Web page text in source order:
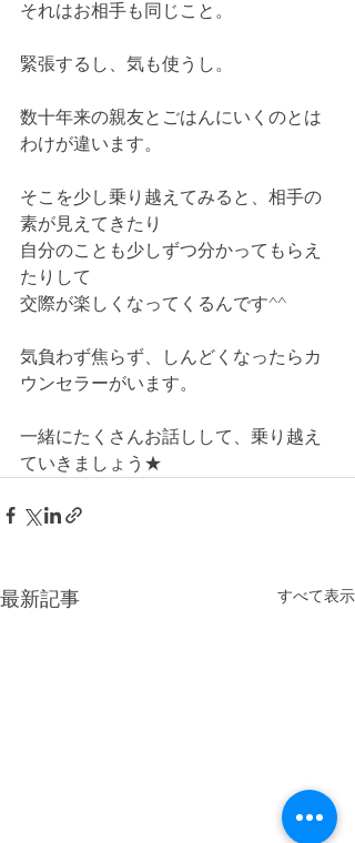
それはお相手も同じこと。
緊張するし、気も使うし。
数十年来の親友とごはんにいくのとは
わけが違います。
そこを少し乗り越えてみると、相手の
素が見えてきたり
自分のことも少しずつ分かってもらえ
たりして
交際が楽しくなってくるんです^^
気負わず焦らず、しんどくなったらカ
ウンセラーがいます。
一緒にたくさんお話しして、乗り越え
ていきましょう★
最新記事 すべて表示